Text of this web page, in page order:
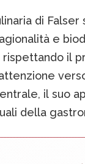
di
e
il
il suo
della